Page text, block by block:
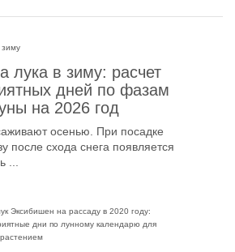
лука в зиму: расчет
дней по фазам
на 2026 год
осенью. При посадке
после схода снега появляется
...